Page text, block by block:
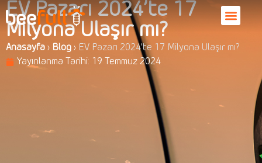
EV Pazarı 2024’te 17
Milyona Ulaşır mı?
Anasayfa › Blog › EV Pazarı 2024’te 17 Milyona Ulaşır mı?
Yayınlanma Tarihi: 19 Temmuz 2024